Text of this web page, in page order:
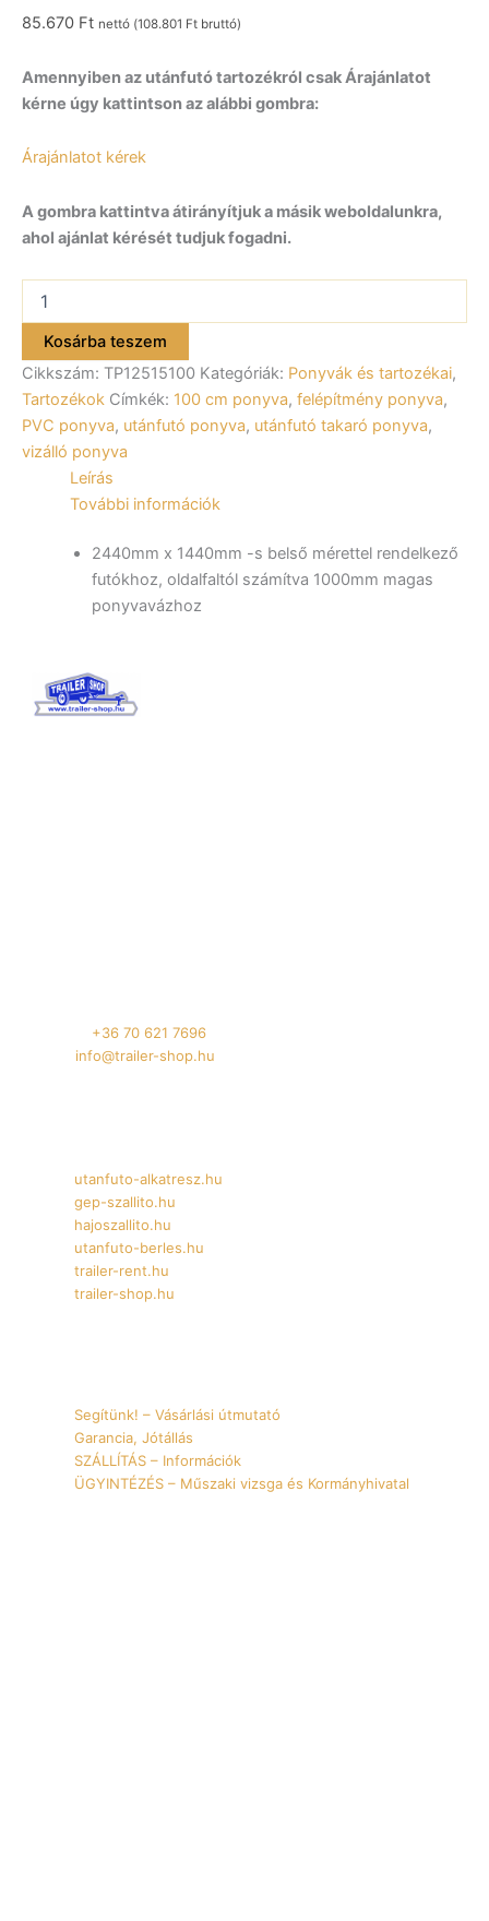
85.670 Ft nettó (108.801 Ft bruttó)
Amennyiben az utánfutó tartozékról csak Árajánlatot
kérne úgy kattintson az alábbi gombra:
Árajánlatot kérek
A gombra kattintva átirányítjuk a másik weboldalunkra,
ahol ajánlat kérését tudjuk fogadni.
100
cm-
ALFA
12515,
22515,
42515
utánfutóhoz
mennyiség
Kosárba teszem
Cikkszám: TP12515100 Kategóriák: Ponyvák és tartozékai,
Tartozékok Címkék: 100 cm ponyva, felépítmény ponyva,
PVC ponyva, utánfutó ponyva, utánfutó takaró ponyva,
vizálló ponyva
Leírás
További információk
2440mm x 1440mm -s belső mérettel rendelkező
futókhoz, oldalfaltól számítva 1000mm magas
ponyvavázhoz
+36 70 621 7696
info@trailer-shop.hu
utanfuto-alkatresz.hu
gep-szallito.hu
hajoszallito.hu
utanfuto-berles.hu
trailer-rent.hu
trailer-shop.hu
Segítünk! – Vásárlási útmutató
Garancia, Jótállás
SZÁLLÍTÁS – Információk
ÜGYINTÉZÉS – Műszaki vizsga és Kormányhivatal